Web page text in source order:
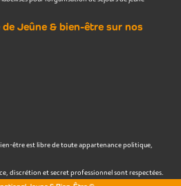
Jeûne & bien-être sur nos
être est libre de toute appartenance politique,
discrétion et secret professionnel sont respectées.